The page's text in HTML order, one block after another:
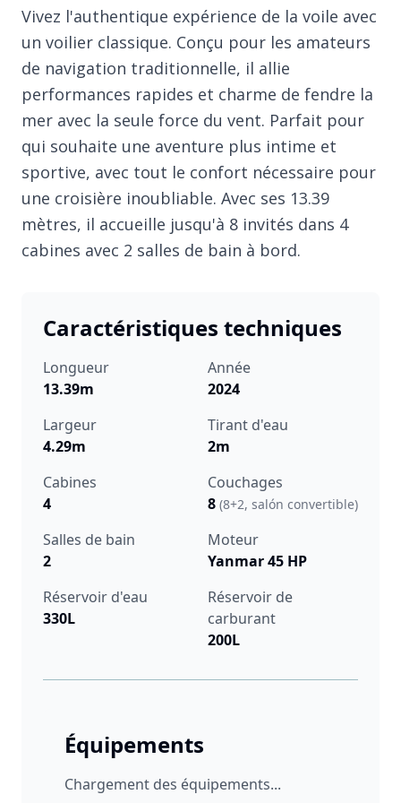
Vivez l'authentique expérience de la voile avec
un voilier classique. Conçu pour les amateurs
de navigation traditionnelle, il allie
performances rapides et charme de fendre la
mer avec la seule force du vent. Parfait pour
qui souhaite une aventure plus intime et
sportive, avec tout le confort nécessaire pour
une croisière inoubliable. Avec ses 13.39
mètres, il accueille jusqu'à 8 invités dans 4
cabines avec 2 salles de bain à bord.
Caractéristiques techniques
Longueur
13.39m
Année
2024
Largeur
4.29m
Tirant d'eau
2m
Cabines
4
Couchages
8 (8+2, salón convertible)
Salles de bain
2
Moteur
Yanmar 45 HP
Réservoir d'eau
330L
Réservoir de
carburant
200L
Équipements
Chargement des équipements...